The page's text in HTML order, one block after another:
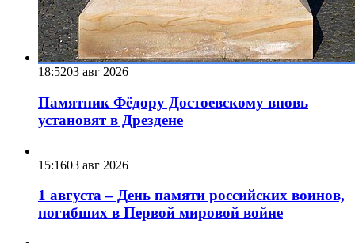
18:5203 авг 2026
Памятник Фёдору Достоевскому вновь
установят в Дрездене
15:1603 авг 2026
1 августа – День памяти российских воинов,
погибших в Первой мировой войне